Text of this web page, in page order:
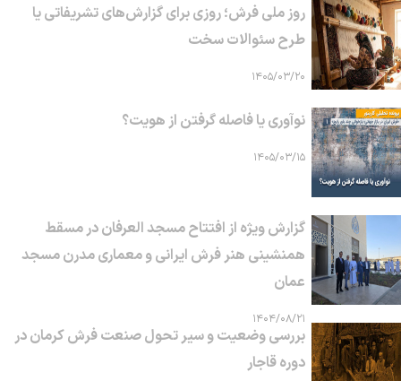
روز ملی فرش؛ روزی برای گزارش‌های تشریفاتی یا
طرح سئوالات سخت
۱۴۰۵/۰۳/۲۰
نوآوری یا فاصله گرفتن از هویت؟
۱۴۰۵/۰۳/۱۵
گزارش ویژه از افتتاح مسجد العرفان در مسقط
همنشینی هنر فرش ایرانی و معماری مدرن مسجد
عمان
۱۴۰۴/۰۸/۲۱
بررسی وضعیت و سیر تحول صنعت فرش کرمان در
دوره قاجار